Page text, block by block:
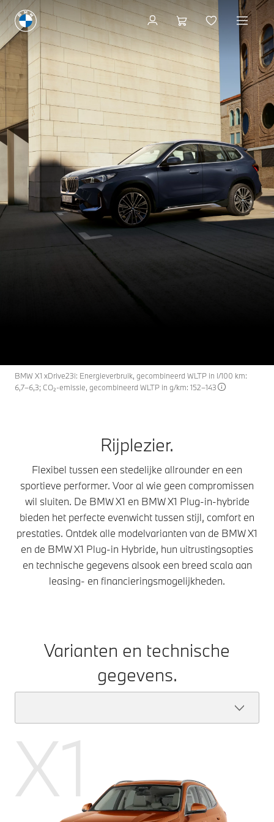
X1
BMW X1 xDrive23i: Energieverbruik, gecombineerd WLTP in l/100 km:
6,7–6,3; CO₂-emissie, gecombineerd WLTP in g/km: 152–143
Configureren & prijzen
Configureren & prijzen
Rijplezier.
Flexibel tussen een stedelijke allrounder en een
sportieve performer. Voor al wie geen compromissen
wil sluiten. De BMW X1 en BMW X1 Plug-in-hybride
bieden het perfecte evenwicht tussen stijl, comfort en
prestaties. Ontdek alle modelvarianten van de BMW X1
en de BMW X1 Plug-in Hybride, hun uitrustingsopties
en technische gegevens alsook een breed scala aan
leasing- en financieringsmogelijkheden.
Varianten en technische
gegevens.
X1